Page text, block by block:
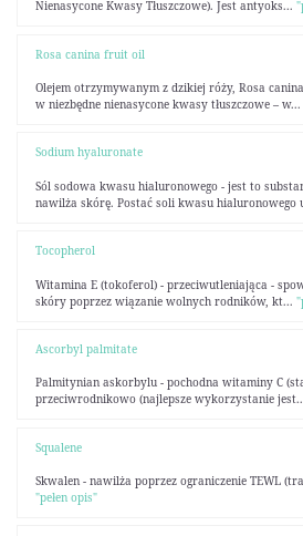
Nienasycone Kwasy Tłuszczowe). Jest antyoks...
Rosa canina fruit oil
Olejem otrzymywanym z dzikiej róży, Rosa
w niezbędne nienasycone kwasy tłuszczowe – w...
Sodium hyaluronate
Sól sodowa kwasu hialuronowego - jest to
nawilża skórę. Postać soli kwasu hialuronowego
Tocopherol
Witamina E (tokoferol) - przeciwutleniająca -
skóry poprzez wiązanie wolnych rodników, kt...
Ascorbyl palmitate
Palmitynian askorbylu - pochodna witaminy C
przeciwrodnikowo (najlepsze wykorzystanie
Squalene
Skwalen - nawilża poprzez ograniczenie TEWL
"pełen opis"